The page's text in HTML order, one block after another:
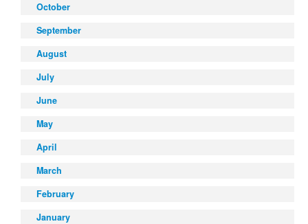
October
September
August
July
June
May
April
March
February
January